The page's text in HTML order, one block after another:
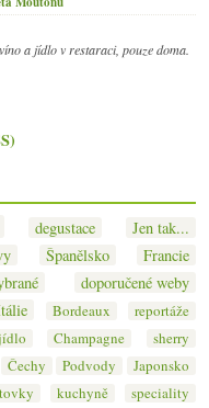
a jídlo v restaraci, pouze doma.
degustace
Jen tak...
Španělsko
Francie
doporučené weby
Bordeaux
reportáže
Champagne
sherry
Čechy Podvody
Japonsko
kuchyně speciality